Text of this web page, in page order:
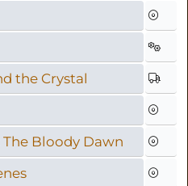
the Crystal
The Bloody Dawn